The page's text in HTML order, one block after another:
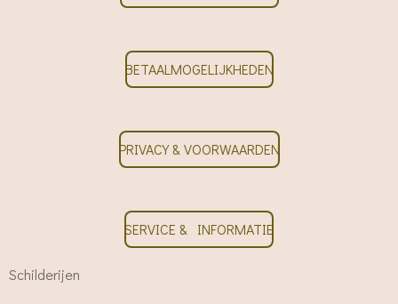
BETAALMOGELIJKHEDEN
PRIVACY & VOORWAARDEN
SERVICE & INFORMATIE
Schilderijen